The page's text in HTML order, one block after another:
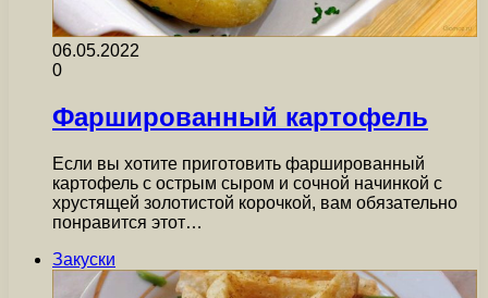
06.05.2022
0
Фаршированный картофель
Если вы хотите приготовить фаршированный
картофель с острым сыром и сочной начинкой с
хрустящей золотистой корочкой, вам обязательно
понравится этот…
Закуски